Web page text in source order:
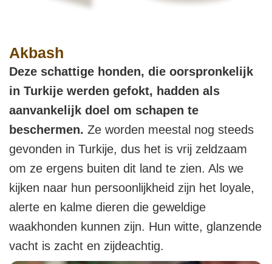
Akbash
Deze schattige honden, die oorspronkelijk
in Turkije werden gefokt, hadden als
aanvankelijk doel om schapen te
beschermen. Ze worden meestal nog steeds
gevonden in Turkije, dus het is vrij zeldzaam
om ze ergens buiten dit land te zien. Als we
kijken naar hun persoonlijkheid zijn het loyale,
alerte en kalme dieren die geweldige
waakhonden kunnen zijn. Hun witte, glanzende
vacht is zacht en zijdeachtig.